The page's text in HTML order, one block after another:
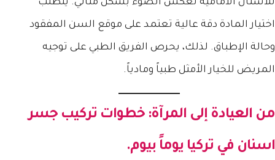
اختيار المادة دقة عالية تعتمد على موقع السن المفقود
وحالة الإطباق. لذلك، يحرص الفريق الطبي على توجيه
المريض للخيار الأمثل طبياً ومادياً.
من العيادة إلى المرآة: خطوات تركيب جسر
اسنان في تركيا يوماً بيوم.